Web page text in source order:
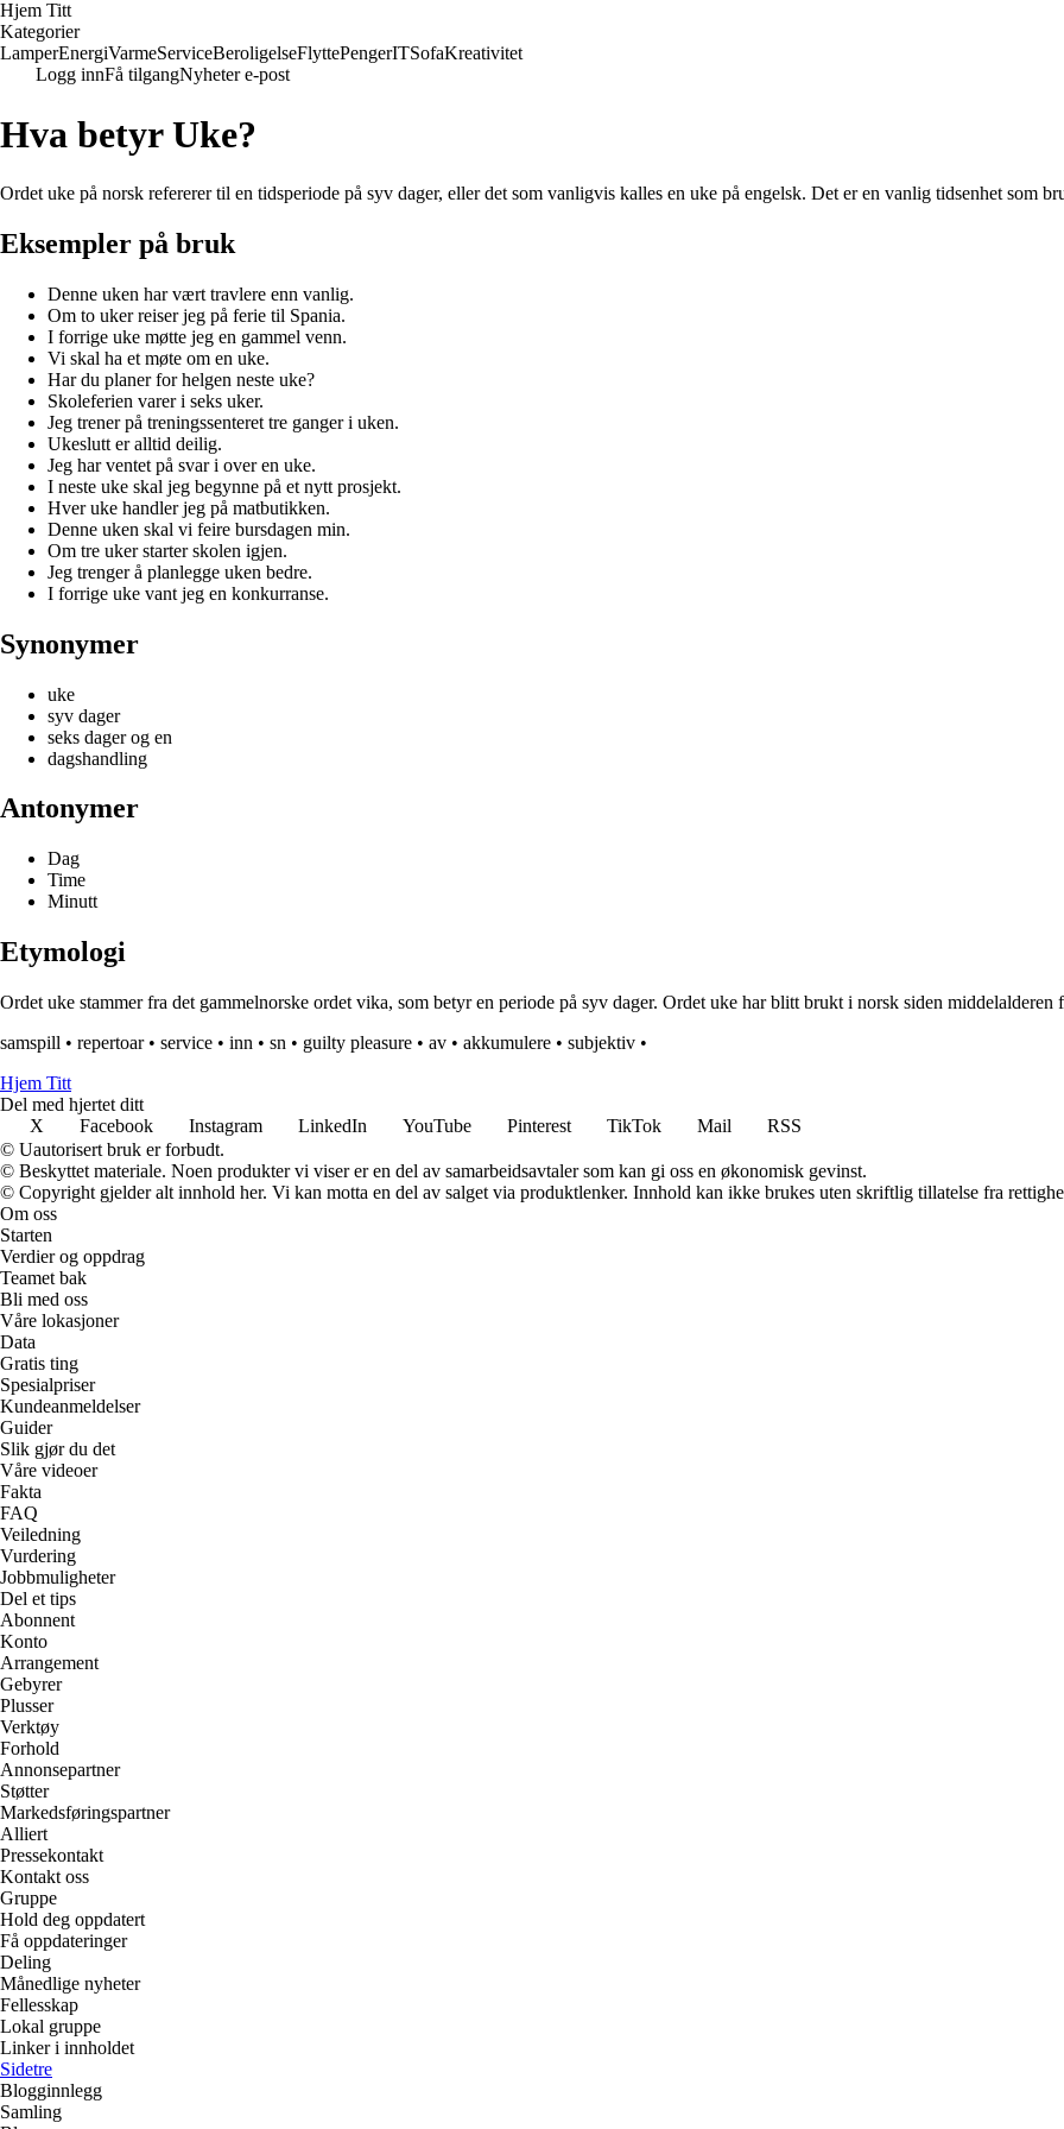
Hjem Titt
Kategorier
LamperEnergiVarmeServiceBeroligelseFlyttePengerITSofaKreativitet
Logg innFå tilgangNyheter e-post
Hva betyr Uke?
Ordet uke på norsk refererer til en tidsperiode på syv dager, eller det som vanligvis kalles en uke på engelsk. Det er en vanlig tidsenhet som
Eksempler på bruk
Denne uken har vært travlere enn vanlig.
Om to uker reiser jeg på ferie til Spania.
I forrige uke møtte jeg en gammel venn.
Vi skal ha et møte om en uke.
Har du planer for helgen neste uke?
Skoleferien varer i seks uker.
Jeg trener på treningssenteret tre ganger i uken.
Ukeslutt er alltid deilig.
Jeg har ventet på svar i over en uke.
I neste uke skal jeg begynne på et nytt prosjekt.
Hver uke handler jeg på matbutikken.
Denne uken skal vi feire bursdagen min.
Om tre uker starter skolen igjen.
Jeg trenger å planlegge uken bedre.
I forrige uke vant jeg en konkurranse.
Synonymer
uke
syv dager
seks dager og en
dagshandling
Antonymer
Dag
Time
Minutt
Etymologi
Ordet uke stammer fra det gammelnorske ordet vika, som betyr en periode på syv dager. Ordet uke har blitt brukt i norsk siden middelalderen
samspill • repertoar• service • inn • sn • guilty pleasure • av • akkumulere • subjektiv •
Hjem Titt
Del med hjertet ditt
X
Facebook Instagram LinkedIn YouTube Pinterest TikTok Mail
RSS
© Uautorisert bruk er forbudt.
© Beskyttet materiale. Noen produkter vi viser er en del av samarbeidsavtaler som kan gi oss en økonomisk gevinst.
© Copyright gjelder alt innhold her. Vi kan motta en del av salget via produktlenker. Innhold kan ikke brukes uten skriftlig tillatelse fra
Om oss
Starten
Verdier og oppdrag
Teamet bak
Bli med oss
Våre lokasjoner
Data
Gratis ting
Spesialpriser
Kundeanmeldelser
Guider
Slik gjør du det
Våre videoer
Fakta
FAQ
Veiledning
Vurdering
Jobbmuligheter
Del et tips
Abonnent
Konto
Arrangement
Gebyrer
Plusser
Verktøy
Forhold
Annonsepartner
Støtter
Markedsføringspartner
Alliert
Pressekontakt
Kontakt oss
Gruppe
Hold deg oppdatert
Få oppdateringer
Deling
Månedlige nyheter
Fellesskap
Lokal gruppe
Linker i innholdet
Sidetre
Blogginnlegg
Samling